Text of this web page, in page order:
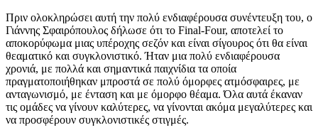
Πριν ολοκληρώσει αυτή την πολύ ενδιαφέρουσα συνέντευξη του, ο
Γιάννης Σφαιρόπουλος δήλωσε ότι το Final-Four, αποτελεί το
αποκορύφωμα μιας υπέροχης σεζόν και είναι σίγουρος ότι θα είναι
θεαματικό και συγκλονιστικό. Ήταν μια πολύ ενδιαφέρουσα
χρονιά, με πολλά και σημαντικά παιχνίδια τα οποία
πραγματοποιήθηκαν μπροστά σε πολύ όμορφες ατμόσφαιρες, με
ανταγωνισμό, με ένταση και με όμορφο θέαμα. Όλα αυτά έκαναν
τις ομάδες να γίνουν καλύτερες, να γίνονται ακόμα μεγαλύτερες και
να προσφέρουν συγκλονιστικές στιγμές.